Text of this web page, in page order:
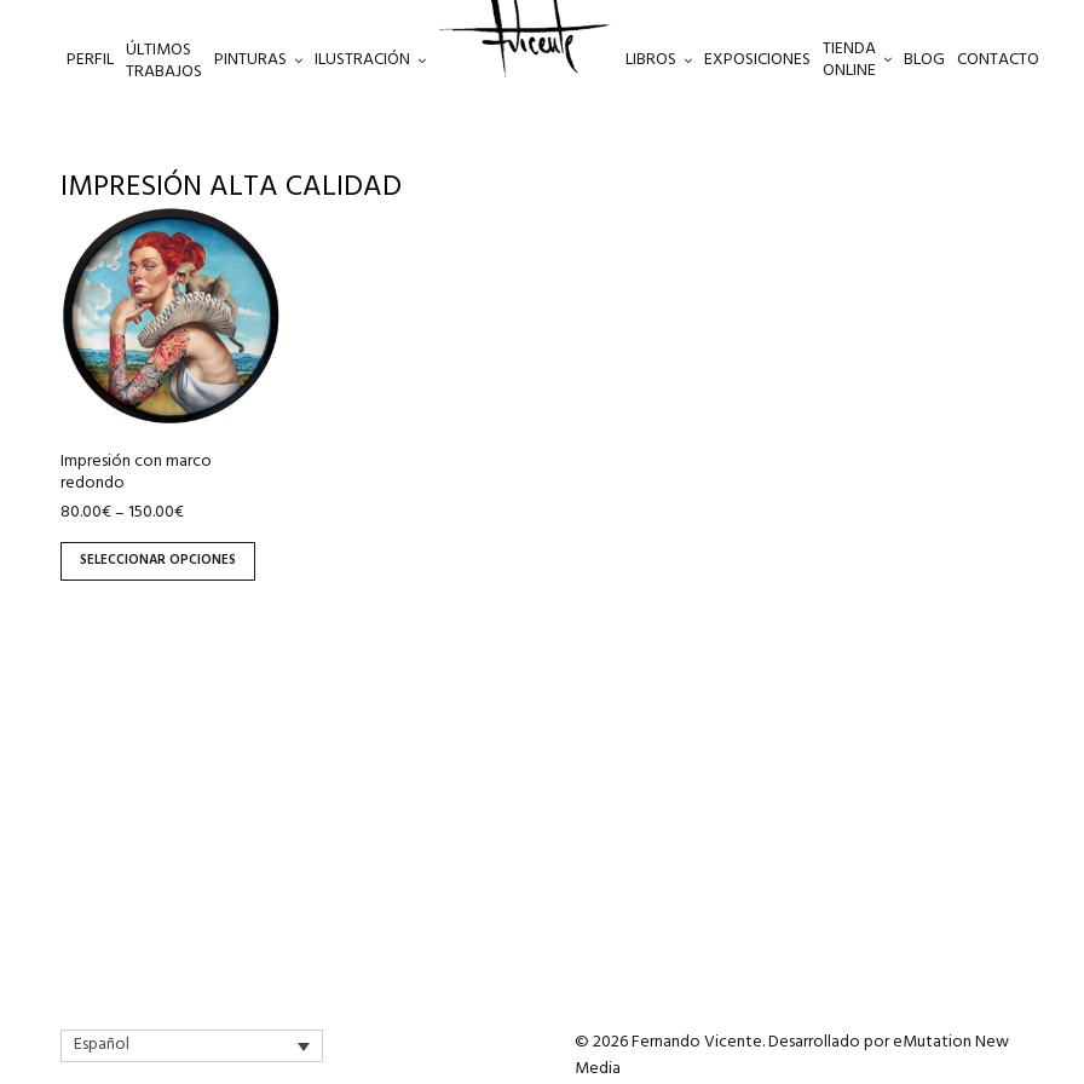
PERFIL ÚLTIMOS
TRABAJOS PINTURAS ILUSTRACIÓN LIBROS EXPOSICIONES TIENDA
ONLINE BLOG CONTACTO
IMPRESIÓN ALTA CALIDAD
Impresión con marco
redondo
80.00€–150.00€
SELECCIONAR OPCIONES
producto
tiene
múltiples
variantes.
Las
opciones
pueden
elegir
en
la
página
Español © 2026 Fernando Vicente. Desarrollado poreMutation New
Media